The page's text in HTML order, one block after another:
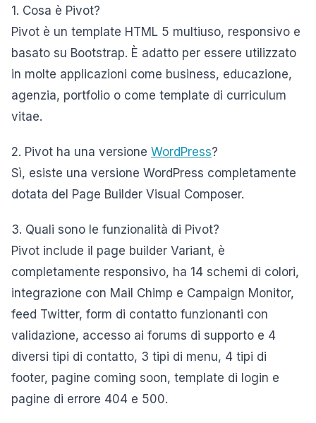
1. Cosa è Pivot?
Pivot è un template HTML 5 multiuso, responsivo e
basato su Bootstrap. È adatto per essere utilizzato
in molte applicazioni come business, educazione,
agenzia, portfolio o come template di curriculum
vitae.
2. Pivot ha una versione WordPress?
Sì, esiste una versione WordPress completamente
dotata del Page Builder Visual Composer.
3. Quali sono le funzionalità di Pivot?
Pivot include il page builder Variant, è
completamente responsivo, ha 14 schemi di colori,
integrazione con Mail Chimp e Campaign Monitor,
feed Twitter, form di contatto funzionanti con
validazione, accesso ai forums di supporto e 4
diversi tipi di contatto, 3 tipi di menu, 4 tipi di
footer, pagine coming soon, template di login e
pagine di errore 404 e 500.